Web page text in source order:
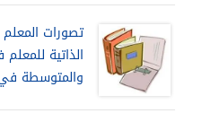
تصورات
الذاتية
والمتوسطة